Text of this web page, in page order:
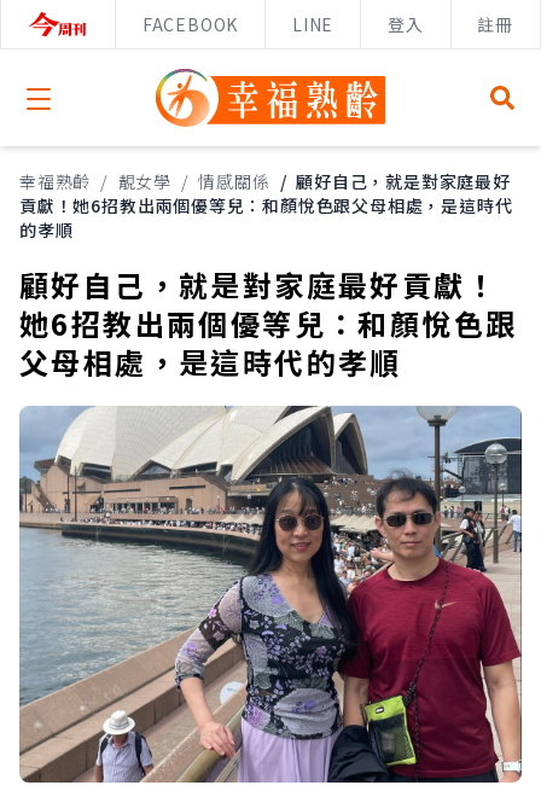
FACEBOOK LINE 登入 註冊
Open menu
幸福熟齡 / 靚女學 / 情感關係 / 顧好自己，就是對家庭最好
貢獻！她6招教出兩個優等兒：和顏悅色跟父母相處，是這時代
的孝順
顧好自己，就是對家庭最好貢獻！
她6招教出兩個優等兒：和顏悅色跟
父母相處，是這時代的孝順